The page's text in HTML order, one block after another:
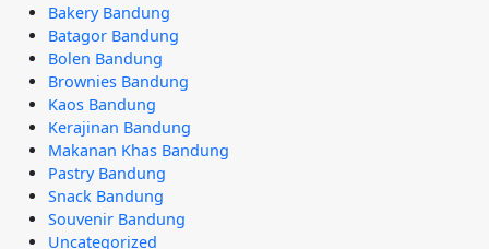
Bakery Bandung
Batagor Bandung
Bolen Bandung
Brownies Bandung
Kaos Bandung
Kerajinan Bandung
Makanan Khas Bandung
Pastry Bandung
Snack Bandung
Souvenir Bandung
Uncategorized